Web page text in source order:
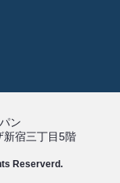
ン
宿三丁目5階
Reserverd.